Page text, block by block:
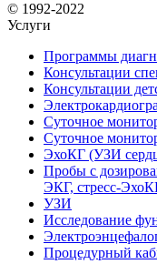
© 1992-2022
Услуги
Программы
Консультации
Консультации
Суточное
Суточное
ЭхоКГ (УЗИ
Пробы с
ЭКГ, стресс-
УЗИ
Исследование
Процедурный